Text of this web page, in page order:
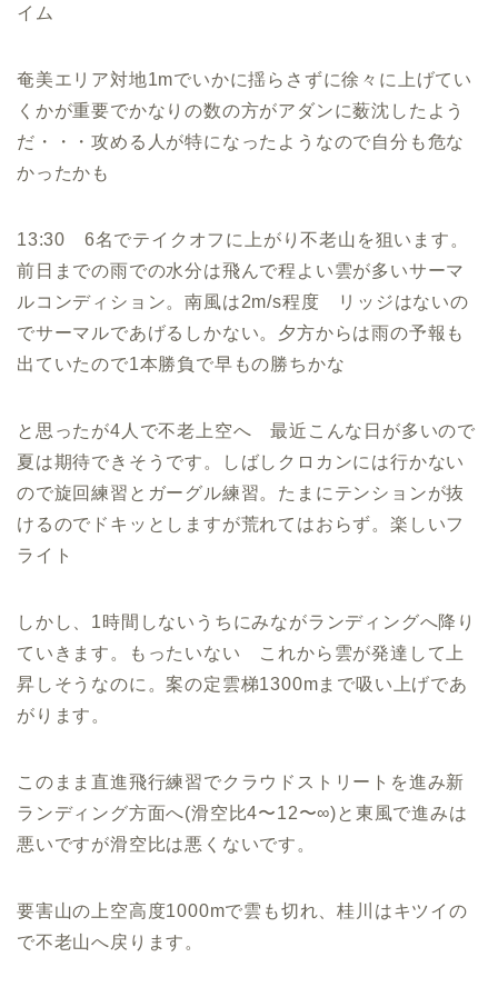
イム
奄美エリア対地1mでいかに揺らさずに徐々に上げてい
くかが重要でかなりの数の方がアダンに薮沈したよう
だ・・・攻める人が特になったようなので自分も危な
かったかも
13:30 6名でテイクオフに上がり不老山を狙います。
前日までの雨での水分は飛んで程よい雲が多いサーマ
ルコンディション。南風は2m/s程度 リッジはないの
でサーマルであげるしかない。夕方からは雨の予報も
出ていたので1本勝負で早もの勝ちかな
と思ったが4人で不老上空へ 最近こんな日が多いので
夏は期待できそうです。しばしクロカンには行かない
ので旋回練習とガーグル練習。たまにテンションが抜
けるのでドキッとしますが荒れてはおらず。楽しいフ
ライト
しかし、1時間しないうちにみながランディングへ降り
ていきます。もったいない これから雲が発達して上
昇しそうなのに。案の定雲梯1300mまで吸い上げであ
がります。
このまま直進飛行練習でクラウドストリートを進み新
ランディング方面へ(滑空比4〜12〜∞)と東風で進みは
悪いですが滑空比は悪くないです。
要害山の上空高度1000mで雲も切れ、桂川はキツイの
で不老山へ戻ります。